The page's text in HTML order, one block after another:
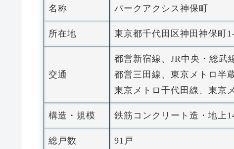
名称 パークアクシス神保町
所在地 東京都千代田区神田神保町
交通
都営新宿線、JR中央・総武
都営三田線、東京メトロ半
東京メトロ千代田線、東京
構造・規模 鉄筋コンクリート造・地上
総戸数 91戸